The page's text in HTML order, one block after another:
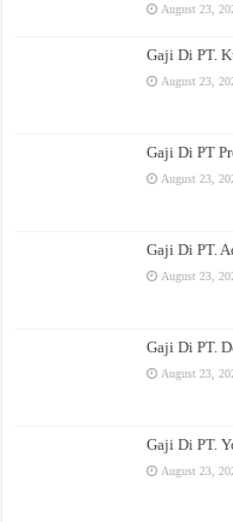
August 23,
Gaji Di PT.
August 23,
Gaji Di PT
August 23,
Gaji Di PT.
August 23,
Gaji Di PT.
August 23,
Gaji Di PT.
August 23,